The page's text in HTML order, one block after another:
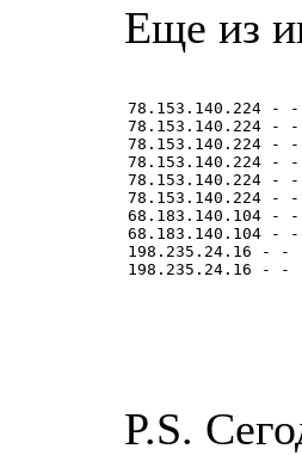
Еще из
78.153.140.224 -
78.153.140.224 - -
78.153.140.224 -
78.153.140.224 -
78.153.140.224 -
78.153.140.224 -
68.183.140.104 -
68.183.140.104 -
198.235.24.16 - -
P.S.